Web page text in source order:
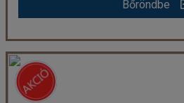
Bőröndbe
SOL PARC HOTEL AND